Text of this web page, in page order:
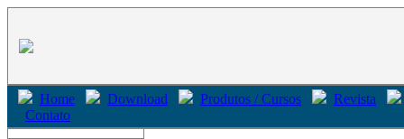
Home Download Produtos / Cursos
Revista
Contato